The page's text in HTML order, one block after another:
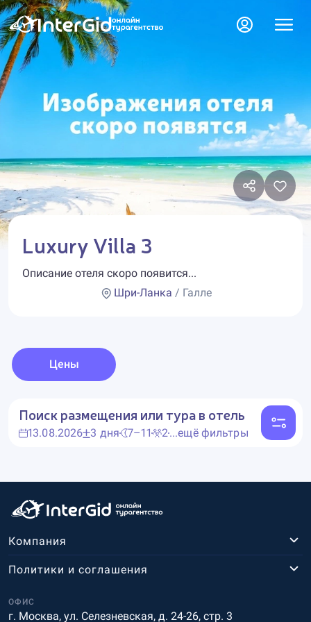
Luxury Villa 3
Описание отеля скоро появится...
Шри-Ланка / Галле
Цены
Поиск размещения или тура в отель
13.08.2026 3 дня 7–11 2...ещё фильтры
Компания
ОФИС
г. Москва, ул. Селезневская, д. 24-26, стр. 3
Политики и соглашения